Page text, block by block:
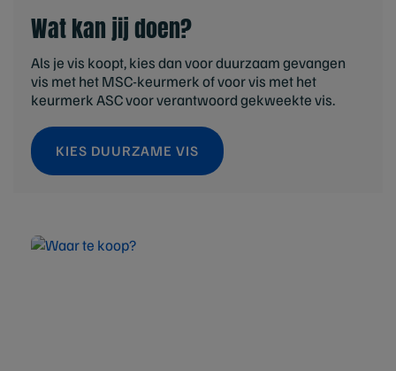
Wat kan jij doen?
Als je vis koopt, kies dan voor duurzaam gevangen
vis met het MSC-keurmerk of voor vis met het
keurmerk ASC voor verantwoord gekweekte vis.
KIES DUURZAME VIS